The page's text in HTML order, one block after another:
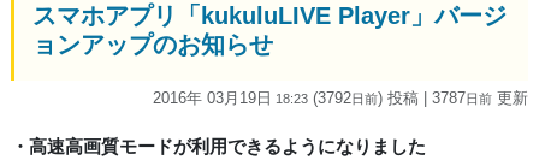
スマホアプリ「kukuluLIVE Player」バージ
ョンアップのお知らせ
2016年 03月19日 18:23 (3792日前) 投稿 | 3787日前 更新
・高速高画質モードが利用できるようになりました